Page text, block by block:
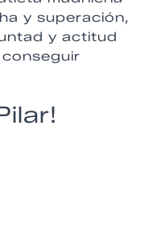
y superación,
y actitud